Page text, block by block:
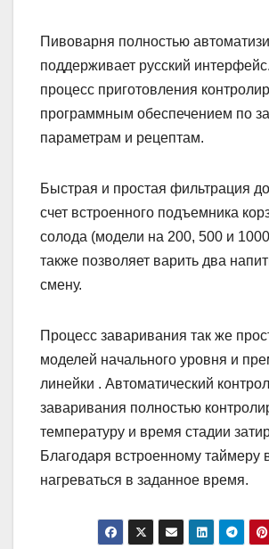
Пивоварня полностью
поддерживает русский
процесс приготовления
программным обеспечением по
параметрам и рецептам.
Быстрая и простая фильтрация
счет встроенного подъемника
солода (модели на 200, 500 и
также позволяет варить два
смену.
Процесс заваривания так же
моделей начального уровня и
линейки . Автоматический
заваривания полностью
температуру и время стадии
Благодаря встроенному таймеру
нагреваться в заданное время.